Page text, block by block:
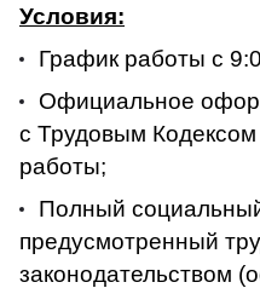
Условия:
График работы с
Официальное
с Трудовым
работы;
Полный
предусмотренный
законодательством